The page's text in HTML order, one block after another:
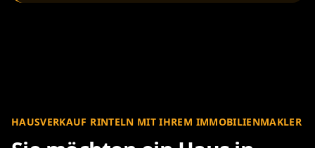
HAUSVERKAUF RINTELN MIT IHREM IMMOBILIENMAKLER